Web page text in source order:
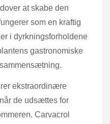
at skabe den
som en kraftig
i dyrkningsforholdene
gastronomiske
ekstraordinære
de udsættes for
Carvacrol